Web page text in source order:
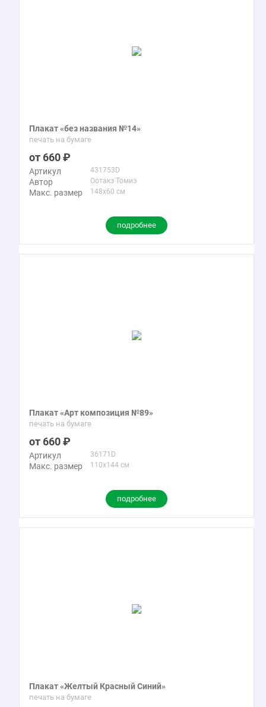
Плакат «без названия №14»
печать на бумаге
660
Артикул 431753D
Автор Оотакэ Томиэ
Макс. размер 148x60 см
подробнее
Плакат «Арт композиция №89»
печать на бумаге
660
Артикул 36171D
Макс. размер 110x144 см
подробнее
Плакат «Желтый Красный Синий»
печать на бумаге